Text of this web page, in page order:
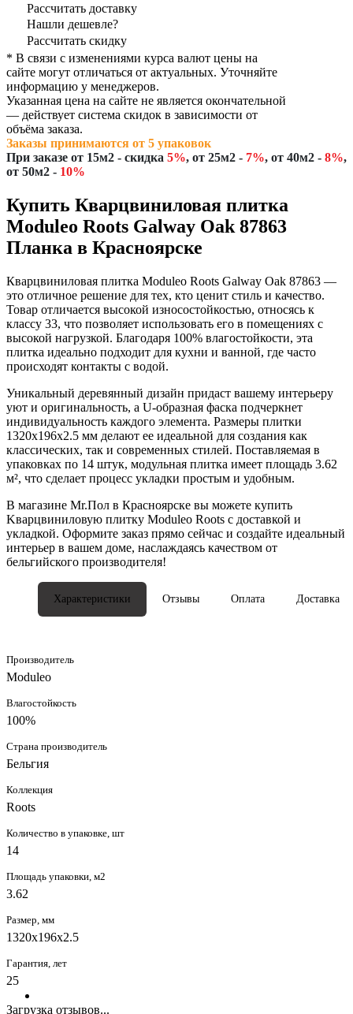
Рассчитать доставку
Нашли дешевле?
Рассчитать скидку
* В связи с изменениями курса валют цены на
сайте могут отличаться от актуальных. Уточняйте
информацию у менеджеров.
Указанная цена на сайте не является окончательной
— действует система скидок в зависимости от
объёма заказа.
Заказы принимаются от 5 упаковок
При заказе от 15м2 - скидка 5%, от 25м2 - 7%, от 40м2 - 8%,
от 50м2 - 10%
Купить Кварцвиниловая плитка
Moduleo Roots Galway Oak 87863
Планка в Красноярске
Кварцвиниловая плитка Moduleo Roots Galway Oak 87863 —
это отличное решение для тех, кто ценит стиль и качество.
Товар отличается высокой износостойкостью, относясь к
классу 33, что позволяет использовать его в помещениях с
высокой нагрузкой. Благодаря 100% влагостойкости, эта
плитка идеально подходит для кухни и ванной, где часто
происходят контакты с водой.
Уникальный деревянный дизайн придаст вашему интерьеру
уют и оригинальность, а U-образная фаска подчеркнет
индивидуальность каждого элемента. Размеры плитки
1320x196x2.5 мм делают ее идеальной для создания как
классических, так и современных стилей. Поставляемая в
упаковках по 14 штук, модульная плитка имеет площадь 3.62
м², что сделает процесс укладки простым и удобным.
В магазине Mr.Пол в Красноярске вы можете купить
Kварцвиниловую плитку Moduleo Roots с доставкой и
укладкой. Оформите заказ прямо сейчас и создайте идеальный
интерьер в вашем доме, наслаждаясь качеством от
бельгийского производителя!
Характеристики Отзывы Оплата Доставка
Производитель
Moduleo
Влагостойкость
100%
Страна производитель
Бельгия
Коллекция
Roots
Количество в упаковке, шт
14
Площадь упаковки, м2
3.62
Размер, мм
1320x196x2.5
Гарантия, лет
25
Загрузка отзывов...